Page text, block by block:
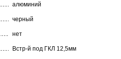
алюминий
черный
нет
Встр-й под ГКЛ 12,5мм